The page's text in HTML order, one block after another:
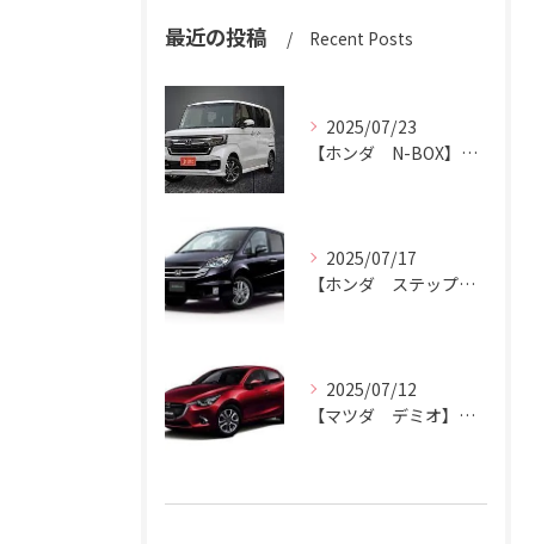
最近の投稿 Recent Posts
2025/07/23
【ホンダ N-BOX】N-BOXをハッピーカーズ市原中央店にお売りください。
2025/07/17
【ホンダ ステップワゴン】ハッピーカーズ市原中央店がステップワゴン買取ります。
2025/07/12
【マツダ デミオ】デミオの買取りはハッピーカーズ市原中央店におまかせ。